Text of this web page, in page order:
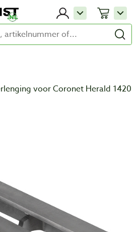
voor Coronet Herald 1420